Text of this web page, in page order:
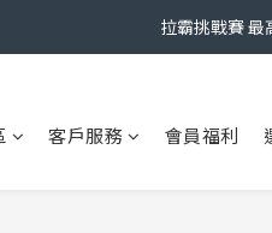
拉霸挑戰賽
客戶服務 會員福利